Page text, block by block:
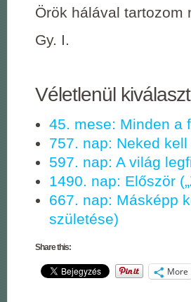
Örök hálával tartozom
Gy. I.
Véletlenül
45. mese: Minden a
757. nap: Neked
597. nap: A világ
1490. nap: Először
667. nap: Másképp
születése)
Share this:
More